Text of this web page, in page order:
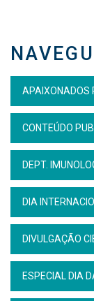
APAIXONADOS
CONTEÚDO
DEPT.
DIA
DIVULGAÇÃO
ESPECIAL DIA